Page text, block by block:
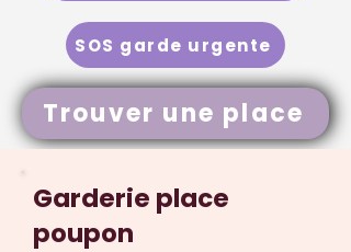
Trouver une place
SOS garde urgente
Garderie place
poupon